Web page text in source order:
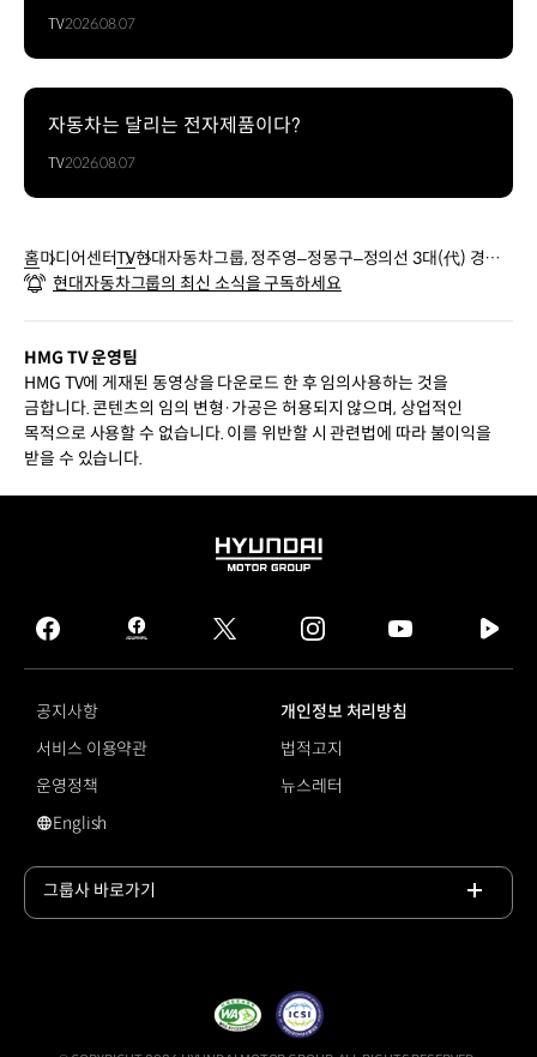
TV2026.08.07
자동차는 달리는 전자제품이다?
TV2026.08.07
홈미디어센터TV현대자동차그룹, 정주영–정몽구–정의선 3대(代) 경영
진, 오토모티브 뉴스 ‘100주년 기념상’ 수상
현대자동차그룹의 최신 소식을 구독하세요
HMG TV 운영팀
HMG TV에 게재된 동영상을 다운로드 한 후 임의사용하는 것을
금합니다. 콘텐츠의 임의 변형·가공은 허용되지 않으며, 상업적인
목적으로 사용할 수 없습니다. 이를 위반할 시 관련법에 따라 불이익을
받을 수 있습니다.
HYUNDAI
GROUP
facebook
hmg
journal
twitter instagram
tv
공지사항
개인정보 처리방침
서비스 이용약관
법적고지
운영정책
뉴스레터
영문 사이트로 이동
English
그룹사 바로가기